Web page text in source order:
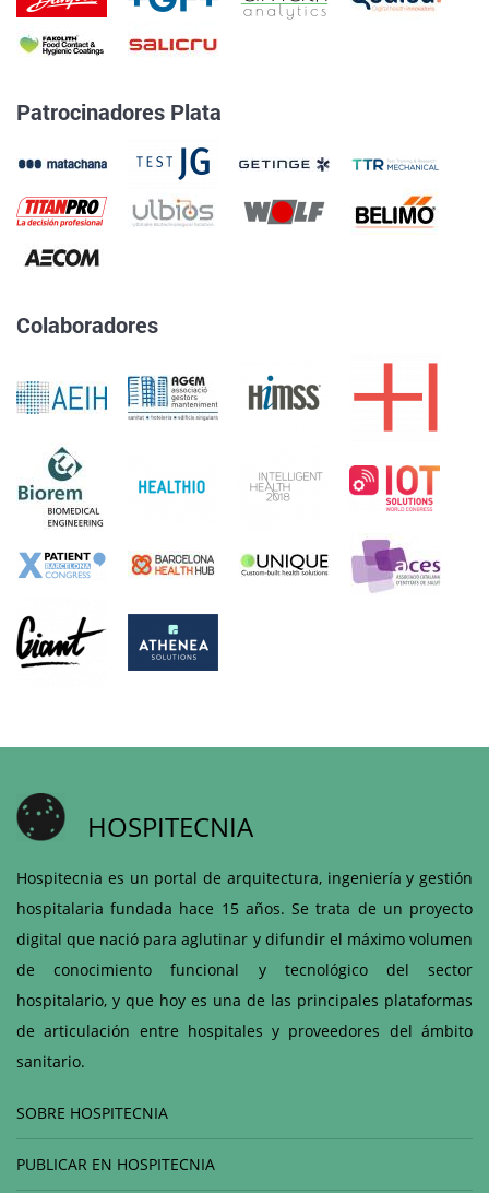
Patrocinadores Plata
Colaboradores
HOSPITECNIA
Hospitecnia es un portal de arquitectura, ingeniería y gestión
hospitalaria fundada hace 15 años. Se trata de un proyecto
digital que nació para aglutinar y difundir el máximo volumen
de conocimiento funcional y tecnológico del sector
hospitalario, y que hoy es una de las principales plataformas
de articulación entre hospitales y proveedores del ámbito
sanitario.
SOBRE HOSPITECNIA
PUBLICAR EN HOSPITECNIA